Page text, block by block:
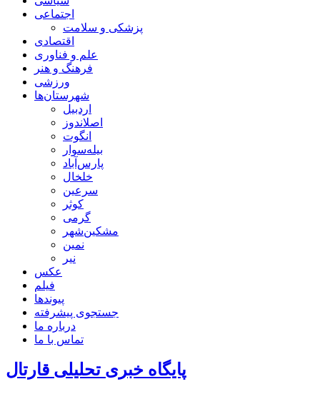
اجتماعی
پزشکی و سلامت
اقتصادی
علم و فناوری
فرهنگ و هنر
ورزشی
شهرستان‌ها
اردبیل
اصلاندوز
انگوت
بیله‌سوار
پارس‌آباد
خلخال
سرعین
کوثر
گرمی
مشکین‌شهر
نمین
نیر
عکس
فیلم
پیوندها
جستجوی پیشرفته
درباره ما
تماس با ما
پایگاه خبری تحلیلی قارتال